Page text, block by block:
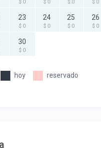
$ 0 $ 0 $ 0 $ 0
23
$ 0
24
$ 0
25
$ 0
26
$ 0
30
$ 0
hoy reservado